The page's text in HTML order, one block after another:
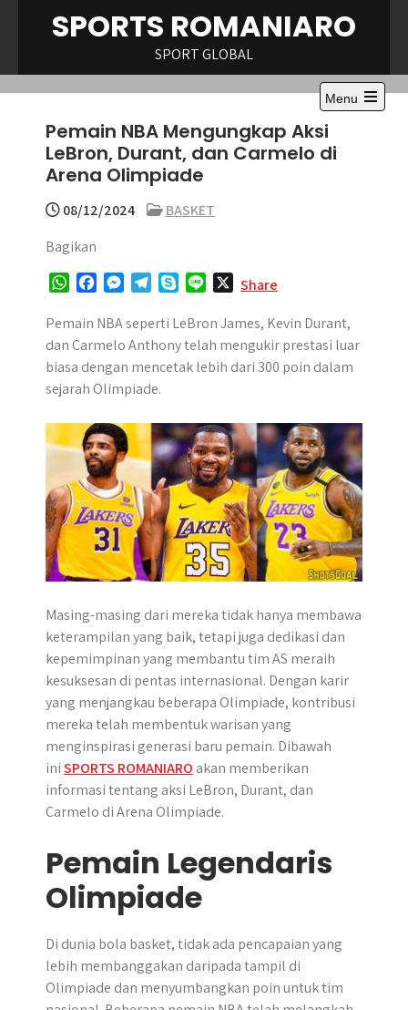
SPORTS ROMANIARO
SPORT GLOBAL
Menu
Open
Pemain NBA Mengungkap Aksi
LeBron, Durant, dan Carmelo di
Arena Olimpiade
08/12/2024
BASKET
Bagikan
W
a
t
s
A
p
c
e
b
o
k
s
s
e
n
g
e
r
l
e
g
r
m
y
p
e
n
e
Share
Pemain NBA seperti LeBron James, Kevin Durant,
dan Carmelo Anthony telah mengukir prestasi luar
biasa dengan mencetak lebih dari 300 poin dalam
sejarah Olimpiade.
Masing-masing dari mereka tidak hanya membawa
keterampilan yang baik, tetapi juga dedikasi dan
kepemimpinan yang membantu tim AS meraih
kesuksesan di pentas internasional. Dengan karir
yang menjangkau beberapa Olimpiade, kontribusi
mereka telah membentuk warisan yang
menginspirasi generasi baru pemain. Dibawah
iniSPORTS ROMANIARO akan memberikan
informasi tentang aksi LeBron, Durant, dan
Carmelo di Arena Olimpiade.
Pemain Legendaris
Olimpiade
Di dunia bola basket, tidak ada pencapaian yang
lebih membanggakan daripada tampil di
Olimpiade dan menyumbangkan poin untuk tim